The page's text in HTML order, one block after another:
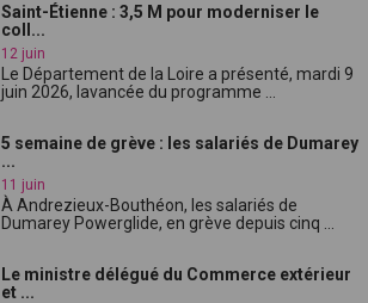
Saint-Étienne : 3,5 M pour moderniser le
coll...
12 juin
Le Département de la Loire a présenté, mardi 9
juin 2026, lavancée du programme ...
5 semaine de grève : les salariés de Dumarey
...
11 juin
À Andrezieux-Bouthéon, les salariés de
Dumarey Powerglide, en grève depuis cinq ...
Le ministre délégué du Commerce extérieur
et ...